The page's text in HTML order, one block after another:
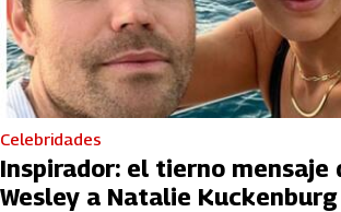
Celebridades
Inspirador: el tierno mensaje
Wesley a Natalie Kuckenburg